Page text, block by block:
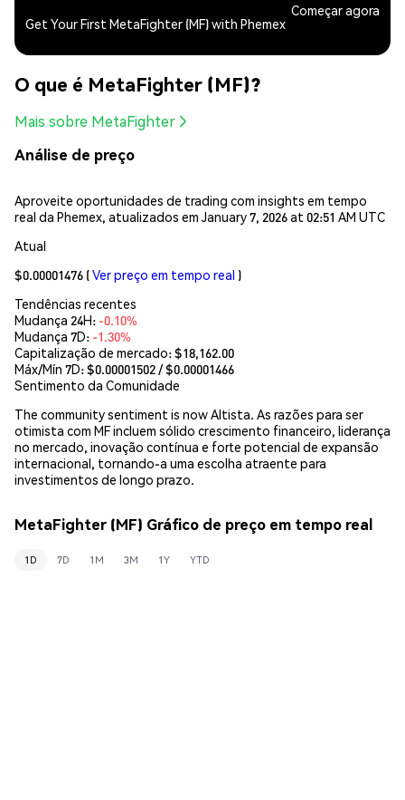
Get Your First MetaFighter (MF) with Phemex
Começar agora
O que é MetaFighter (MF)?
Mais sobre MetaFighter
Análise de preço
Aproveite oportunidades de trading com insights em tempo
real da Phemex, atualizados em January 7, 2026 at 02:51 AM UTC
Atual
$0.00001476 (Ver preço em tempo real )
Tendências recentes
Mudança 24H: -0.10%
Mudança 7D: -1.30%
Capitalização de mercado:$18,162.00
Máx/Mín 7D: $0.00001502/ $0.00001466
Sentimento da Comunidade
The community sentiment is now Altista. As razões para ser
otimista com MF incluem sólido crescimento financeiro, liderança
no mercado, inovação contínua e forte potencial de expansão
internacional, tornando-a uma escolha atraente para
investimentos de longo prazo.
MetaFighter (MF) Gráfico de preço em tempo real
1D 7D 1M 3M 1Y YTD